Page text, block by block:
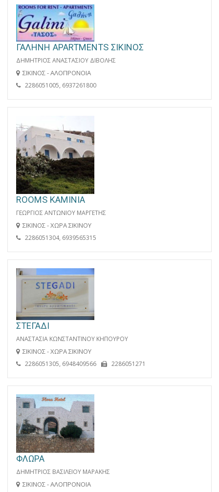
ΓΑΛΗΝΗ APARTMENTS ΣΙΚΙΝΟΣ
ΔΗΜΗΤΡΙΟΣ ΑΝΑΣΤΑΣΙΟΥ ΔΙΒΟΛΗΣ
ΣΙΚΙΝΟΣ - ΑΛΟΠΡΟΝΟΙΑ
2286051005, 6937261800
ROOMS KAMINIA
ΓΕΩΡΓΙΟΣ ΑΝΤΩΝΙΟΥ ΜΑΡΓΕΤΗΣ
ΣΙΚΙΝΟΣ - ΧΩΡΑ ΣΙΚΙΝΟΥ
2286051304, 6939565315
ΣΤΕΓΑΔΙ
ΑΝΑΣΤΑΣΙΑ ΚΩΝΣΤΑΝΤΙΝΟΥ ΚΗΠΟΥΡΟΥ
ΣΙΚΙΝΟΣ - ΧΩΡΑ ΣΙΚΙΝΟΥ
2286051305, 6948409566 2286051271
ΦΛΩΡΑ
ΔΗΜΗΤΡΙΟΣ ΒΑΣΙΛΕΙΟΥ ΜΑΡΑΚΗΣ
ΣΙΚΙΝΟΣ - ΑΛΟΠΡΟΝΟΙΑ